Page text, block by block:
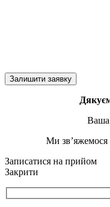
Ваша
Ми
Записатися на прийом
Закрити